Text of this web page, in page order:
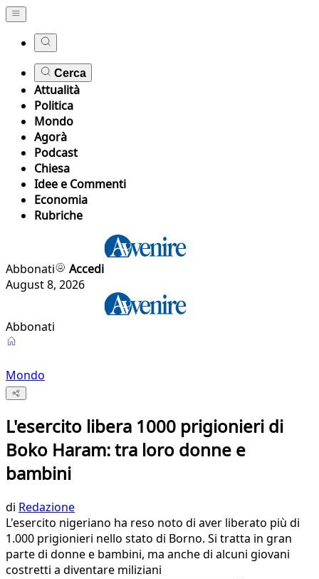
Cerca
Attualità
Politica
Mondo
Agorà
Podcast
Chiesa
Idee e Commenti
Economia
Rubriche
Abbonati
Accedi
August 8, 2026
Abbonati
Mondo
L'esercito libera 1000 prigionieri di
Boko Haram: tra loro donne e
bambini
di Redazione
L'esercito nigeriano ha reso noto di aver liberato più di
1.000 prigionieri nello stato di Borno. Si tratta in gran
parte di donne e bambini, ma anche di alcuni giovani
costretti a diventare miliziani